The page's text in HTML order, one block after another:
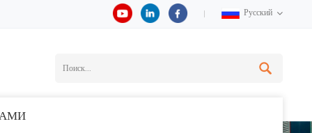
Русский